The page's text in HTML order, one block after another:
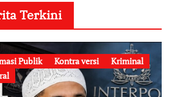
Terkini
Publik Kontra versi
Kriminal